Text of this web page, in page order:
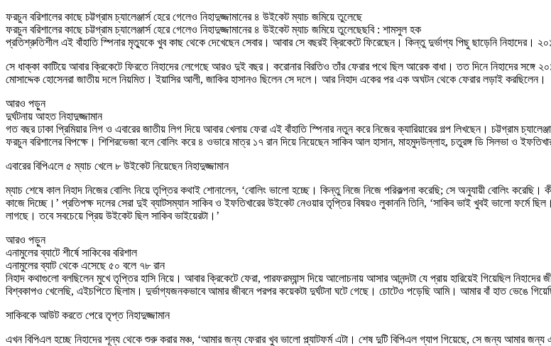
ফরচুন বরিশালের কাছে চট্টগ্রাম চ্যালেঞ্জার্স হেরে গেলেও নিহাদুজ্জামানের ৪ উইকেট ম্যাচ জমিয়ে তুলেছে
ফরচুন বরিশালের কাছে চট্টগ্রাম চ্যালেঞ্জার্স হেরে গেলেও নিহাদুজ্জামানের ৪ উইকেট ম্যাচ জমিয়ে তুলেছেছবি : শামসুল হক
প্রতিশ্রুতিশীল এই বাঁহাতি স্পিনার মৃত্যুকে খুব কাছ থেকে দেখেছেন সেবার। আবার সে বছরই ক্রিকেটে ফিরেছেন। কিন্তু দুর্ভাগ্য পিছু ছাড়েনি নিহাদের।
সে ধাক্কা কাটিয়ে আবার ক্রিকেটে ফিরতে নিহাদের লেগেছে আরও দুই বছর। করোনার বিরতিও তাঁর ফেরার পথে ছিল আরেক বাধা। তত দিনে নিহাদের সঙ্গে
মোসাদ্দেক হোসেনরা জাতীয় দলে নিয়মিত। ইয়াসির আলী, জাকির হাসানও ছিলেন সে দলে। আর নিহাদ একের পর এক অঘটন থেকে ফেরার লড়াই করছিলেন।
আরও পড়ুন
দুর্ঘটনায় আহত নিহাদুজ্জামান
গত বছর ঢাকা প্রিমিয়ার লিগ ও এবারের জাতীয় লিগ দিয়ে আবার খেলায় ফেরা এই বাঁহাতি স্পিনার নতুন করে নিজের ক্যারিয়ারের গল্প লিখছেন। চট্টগ্রাম
ফরচুন বরিশালের বিপক্ষে। শিশিরভেজা বলে বোলিং করে ৪ ওভারে মাত্র ১৭ রান দিয়ে নিয়েছেন সাকিব আল হাসান, মাহমুদউল্লাহ, চতুরঙ্গ ডি সিলভা ও
এবারের বিপিএলে ৫ ম্যাচ খেলে ৮ উইকেট নিয়েছেন নিহাদুজ্জামান
ম্যাচ শেষে কাল নিহাদ নিজের বোলিং নিয়ে তৃপ্তির কথাই শোনালেন, ‘বোলিং ভালো হচ্ছে। কিন্তু নিজে নিজে পরিকল্পনা করেছি; সে অনুযায়ী বোলিং
কাজে দিচ্ছে।’ প্রতিপক্ষ দলের সেরা দুই ব্যাটসম্যান সাকিব ও ইফতিখারের উইকেট নেওয়ার তৃপ্তির বিষয়ও লুকাননি তিনি, ‘সাকিব ভাই খুবই ভালো
লাগছে। তবে সবচেয়ে প্রিয় উইকেট ছিল সাকিব ভাইয়েরটা।’
আরও পড়ুন
এনামুলের ব্যাটে শীর্ষে সাকিবের বরিশাল
এনামুলের ব্যাট থেকে এসেছে ৫০ বলে ৭৮ রান
নিহাদ কথাগুলো বলছিলেন মুখে তৃপ্তির হাসি নিয়ে। আবার ক্রিকেটে ফেরা, পারফরম্যান্স দিয়ে আলোচনায় আসার আনন্দটা যে প্রায় হারিয়েই গিয়েছিল
বিশ্বকাপও খেলেছি, এইচপিতে ছিলাম। দুর্ভাগ্যজনকভাবে আমার জীবনে পরপর কয়েকটা দুর্ঘটনা ঘটে গেছে। চোটেও পড়েছি আমি। আমার বাঁ হাত ভেঙে
সাকিবকে আউট করতে পেরে তৃপ্ত নিহাদুজ্জামান
এখন বিপিএল হচ্ছে নিহাদের শূন্য থেকে শুরু করার মঞ্চ, ‘আমার জন্য ফেরার খুব ভালো প্ল্যাটফর্ম এটা। শেষ দুটি বিপিএল গ্যাপ গিয়েছে, সে জন্য আমার